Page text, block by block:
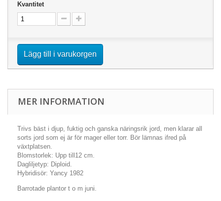
Kvantitet
Lägg till i varukorgen
MER INFORMATION
Trivs bäst i djup, fuktig och ganska näringsrik jord, men klarar all
sorts jord som ej är för mager eller torr. Bör lämnas ifred på
växtplatsen.
Blomstorlek: Upp till12 cm.
Dagliljetyp: Diploid.
Hybridisör: Yancy 1982
Barrotade plantor t o m juni.